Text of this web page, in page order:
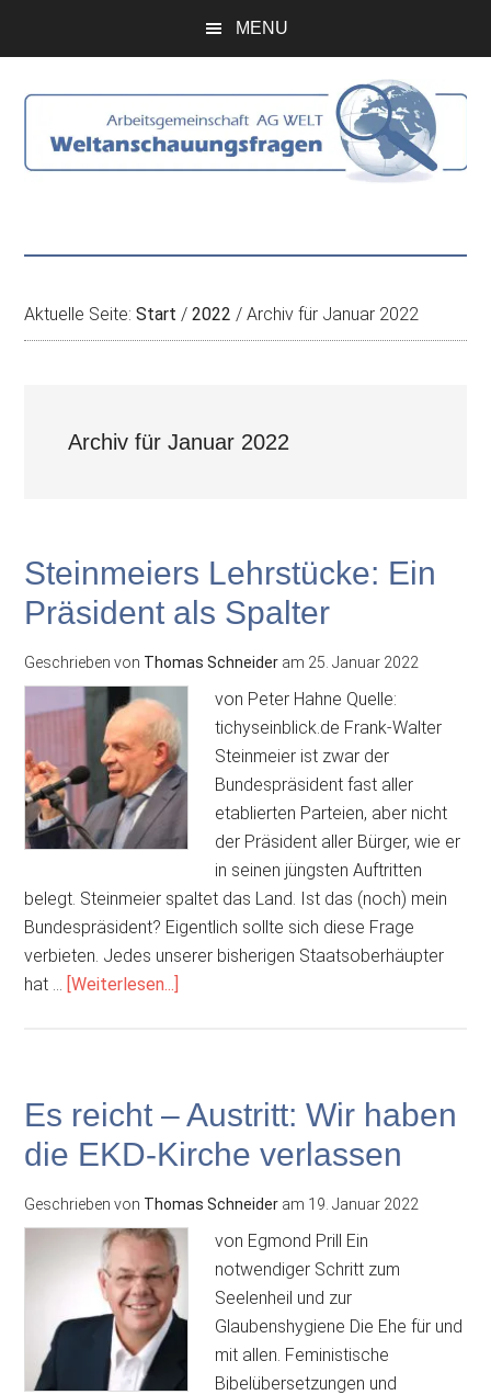
menu
MENU
Aktuelle Seite:Start / 2022 / Archiv für Januar 2022
Archiv für Januar 2022
Steinmeiers Lehrstücke: Ein
Präsident als Spalter
Geschrieben von Thomas Schneider am 25. Januar 2022
von Peter Hahne Quelle:
tichyseinblick.de Frank-Walter
Steinmeier ist zwar der
Bundespräsident fast aller
etablierten Parteien, aber nicht
der Präsident aller Bürger, wie er
in seinen jüngsten Auftritten
belegt. Steinmeier spaltet das Land. Ist das (noch) mein
Bundespräsident? Eigentlich sollte sich diese Frage
verbieten. Jedes unserer bisherigen Staatsoberhäupter
hat … [Weiterlesen...]
Spalter
Es reicht – Austritt: Wir haben
die EKD-Kirche verlassen
Geschrieben von Thomas Schneider am 19. Januar 2022
von Egmond Prill Ein
notwendiger Schritt zum
Seelenheil und zur
Glaubenshygiene Die Ehe für und
mit allen. Feministische
Bibelübersetzungen und